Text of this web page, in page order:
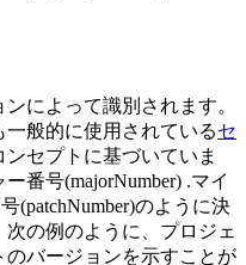
によって識別されます。
般的に使用されているセ
ンセプトに基づいていま
番号(majorNumber) .マイ
(patchNumber)のように決
の例のように、プロジェ
バージョンを示すことが